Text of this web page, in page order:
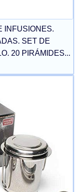
INFUSIONES.
SET DE
20 PIRÁMIDES...